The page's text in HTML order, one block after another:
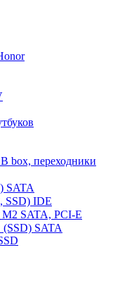
box, переходники
SATA
SSD) IDE
SATA, PCI-E
(SSD) SATA